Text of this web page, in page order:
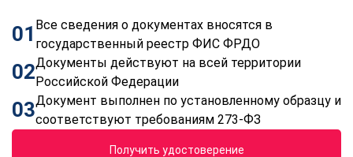
01 Все сведения о документах вносятся в
государственный реестр ФИС ФРДО
02Документы действуют на всей территории
Российской Федерации
03Документ выполнен по установленному образцу и
соответствуют требованиям 273-ФЗ
Получить удостоверение